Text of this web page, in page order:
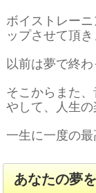
ボイストレー
ップさせて頂
以前は夢で終わ
そこからまた
やして、人生の
一生に一度の
あなたの夢